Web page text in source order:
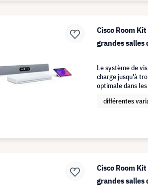
Cisco Room
grandes salles
Le système de
charge jusqu'à
optimale dans
différentes
Cisco Room
grandes salles